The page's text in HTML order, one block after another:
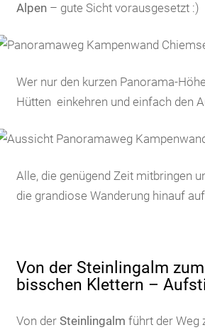
Alpen – gute Sicht vorausgesetzt :)
Wer nur den kurzen Panorama-
Hütten einkehren und einfach den
Alle, die genügend Zeit mitbringen
die grandiose Wanderung hinauf
Von der Steinlingalm
bisschen Klettern –
Von der Steinlingalm führt der Weg